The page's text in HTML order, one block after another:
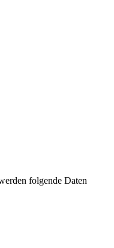
folgende Daten